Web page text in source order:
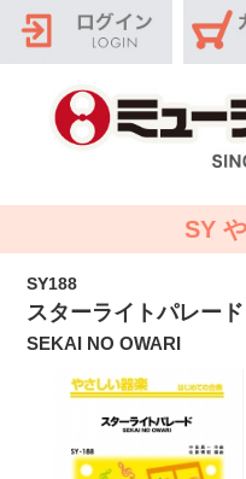
SY
SY188
スターライトパレード
SEKAI NO OWARI